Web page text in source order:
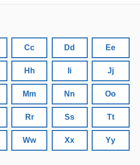
Cc Dd Ee
Hh Ii Jj
Mm Nn Oo
Rr Ss Tt
Ww Xx Yy